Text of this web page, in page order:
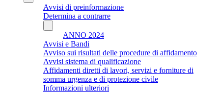
Avvisi di preinformazione
Determina a contrarre
ANNO 2024
Avvisi e Bandi
Avviso sui risultati delle procedure di affidamento
Avvisi sistema di qualificazione
Affidamenti diretti di lavori, servizi e forniture di
somma urgenza e di protezione civile
Informazioni ulteriori